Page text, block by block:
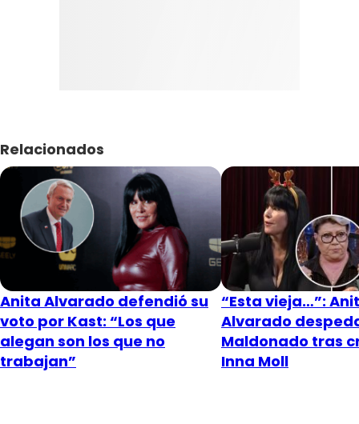
Relacionados
Anita Alvarado defendió su
voto por Kast: “Los que
alegan son los que no
trabajan”
“Esta vieja…”:
Alvarado
Maldonado tras
Inna Moll